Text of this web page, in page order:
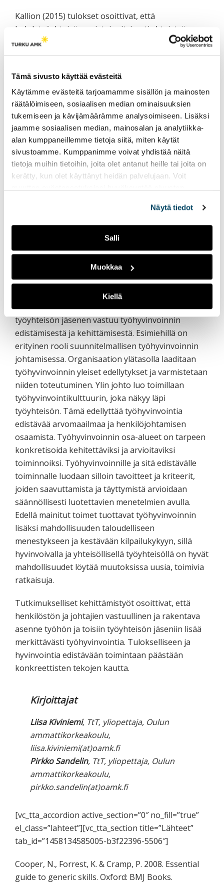
Tämä sivusto käyttää evästeitä
Käytämme evästeitä tarjoamamme sisällön ja mainosten
räätälöimiseen, sosiaalisen median ominaisuuksien
tukemiseen ja kävijämäärämme analysoimiseen. Lisäksi
jaamme sosiaalisen median, mainosalan ja analytiikka-
alan kumppaneillemme tietoja siitä, miten käytät
sivustoamme. Kumppanimme voivat yhdistää näitä
tietoja muihin tietoihin, joita olet antanut heille tai joita on
kerätty, kun olet käyttänyt heidän palvelujaan. Voit
Näytä tiedot
Salli
Muokkaa
Kiellä
Kallion (2015) tulokset osoittivat, että
kohdetyöyhteisö onnistui erityisesti yhteistyön
kehittämisessä, tiedon ja kokemusten jakamisessa,
turvallisuuden ennakoinnissa ja
uusia työtapoja tehdä yhteistyötä, selkiytettiin
käytäntöjä oman ammatillisuuden kehittämiseen ja
omasta hyvinvoinnista huolehtimiseen. Henkilöstö
valitsi työhyvinvoinnin toimintasuunnitelman
sisällöiksi työn jaksottamisen ja tauottamisen,
toimintaohjeiden työstämisen
työpaikkakiusaamisen torjumiseksi,
ammattiryhmien keskinäiset keskustelut,
menetelmiksi ehdotettiin muun muassa koko
henkilöstön työyhteisötaitojen kehittämistä,
ajankäytön hallintaa ja yhteisöllisyyttä lisäävien
toimintatapojen luomista.
Yhteisellä tahdolla ja toimilla
työhyvinvointia
Työhyvinvoinnin edistämisessä korostuvat
työyhteisön jäsenen vastuu työhyvinvoinnin
edistämisestä ja kehittämisestä. Esimiehillä on
erityinen rooli suunnitelmallisen työhyvinvoinnin
johtamisessa. Organisaation ylätasolla laaditaan
työhyvinvoinnin yleiset edellytykset ja varmistetaan
niiden toteutuminen. Ylin johto luo toimillaan
työhyvinvointikulttuurin, joka näkyy läpi
työyhteisön. Tämä edellyttää työhyvinvointia
edistävää arvomaailmaa ja henkilöjohtamisen
osaamista. Työhyvinvoinnin osa-alueet on tarpeen
konkretisoida kehitettäviksi ja arvioitaviksi
toiminnoiksi. Työhyvinvoinnille ja sitä edistävälle
toiminnalle luodaan silloin tavoitteet ja kriteerit,
joiden saavuttamista ja täyttymistä arvioidaan
säännöllisesti luotettavien menetelmien avulla.
Edellä mainitut toimet tuottavat työhyvinvoinnin
lisäksi mahdollisuuden taloudelliseen
menestykseen ja kestävään kilpailukykyyn, sillä
hyvinvoivalla ja yhteisöllisellä työyhteisöllä on hyvät
mahdollisuudet löytää muutoksissa uusia, toimivia
ratkaisuja.
Tutkimukselliset kehittämistyöt osoittivat, että
henkilöstön ja johtajien vastuullinen ja rakentava
asenne työhön ja toisiin työyhteisön jäseniin lisää
merkittävästi työhyvinvointia. Tulokselliseen ja
hyvinvointia edistävään toimintaan päästään
konkreettisten tekojen kautta.
Kirjoittajat
Liisa Kiviniemi, TtT, yliopettaja, Oulun
ammattikorkeakoulu,
liisa.kiviniemi(at)oamk.fi
Pirkko Sandelin, TtT, yliopettaja, Oulun
ammattikorkeakoulu,
pirkko.sandelin(at)oamk.fi
[vc_tta_accordion active_section=”0″ no_fill=”true”
el_class=”lahteet”][vc_tta_section title=”Lähteet”
tab_id=”1458134585005-b3f22396-5506″]
Cooper, N., Forrest, K. & Cramp, P. 2008. Essential
guide to generic skills. Oxford: BMJ Books.